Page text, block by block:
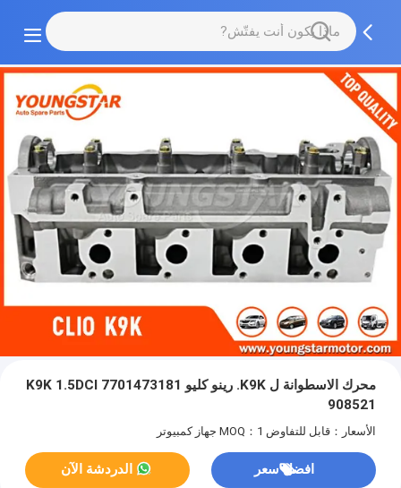
محرك الاسطوانة ل K9K. رينو كليو K9K 1.5DCI 7701473181
908521
الأسعار：قابل للتفاوض MOQ：1 جهاز كمبيوتر
افضل سعر الدردشة الآن